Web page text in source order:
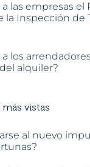
las empresas el
la Inspección de
los
alquiler?
más vistas
al nuevo